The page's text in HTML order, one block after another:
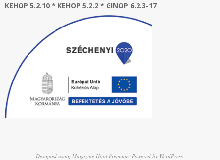
KEHOP 5.2.10 * KEHOP 5.2.2 * GINOP 6.2.3-17
Designed using Magazine Hoot Premium. Powered by WordPress.